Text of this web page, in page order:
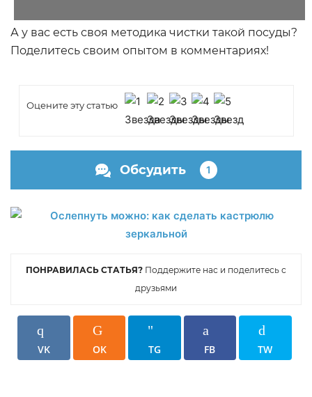
А у вас есть своя методика чистки такой посуды?
Поделитесь своим опытом в комментариях!
Оцените эту статью
Обсудить 1
ПОНРАВИЛАСЬ СТАТЬЯ? Поддержите нас и поделитесь с
друзьями
VK OK TG FB TW